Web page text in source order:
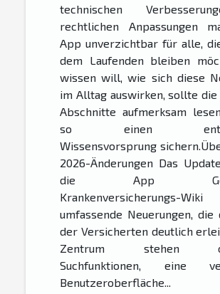
technischen
rechtlichen Anpassungen
App unverzichtbar für alle,
dem Laufenden bleiben
wissen will, wie sich diese
im Alltag auswirken, sollte
Abschnitte aufmerksam
so einen
Wissensvorsprung
2026-Änderungen Das
die App
Krankenversicherungs-
umfassende Neuerungen,
der Versicherten deutlich
Zentrum stehen
Suchfunktionen, eine
Benutzeroberfläche...